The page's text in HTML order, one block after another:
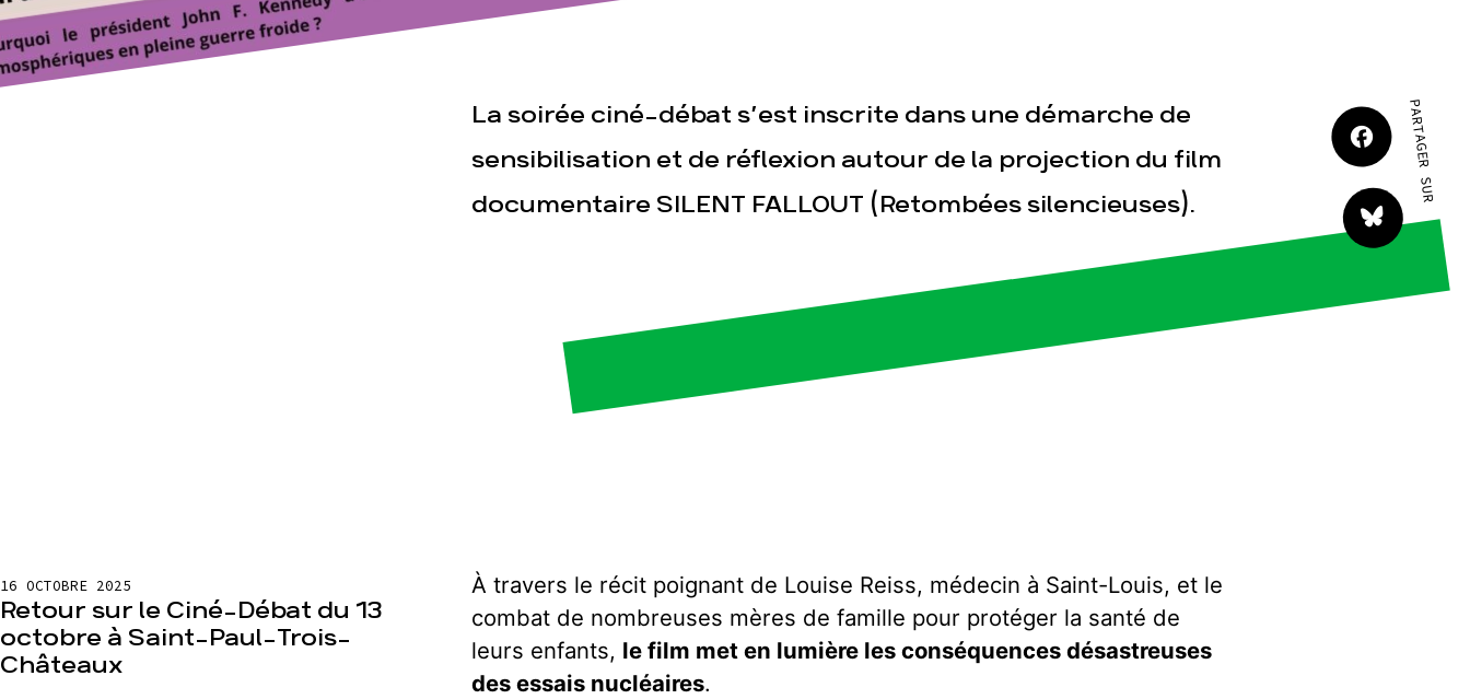
Espace presse Publications Contact
La soirée ciné-débat s’est inscrite dans une démarche de
sensibilisation et de réflexion autour de la projection du film
documentaire SILENT FALLOUT (Retombées silencieuses).
PARTAGER SUR
16 OCTOBRE 2025
Retour sur le Ciné-Débat du 13
octobre à Saint-Paul-Trois-
Châteaux
À travers le récit poignant de Louise Reiss, médecin à Saint-Louis, et le
combat de nombreuses mères de famille pour protéger la santé de
leurs enfants, le film met en lumière les conséquences désastreuses
des essais nucléaires.